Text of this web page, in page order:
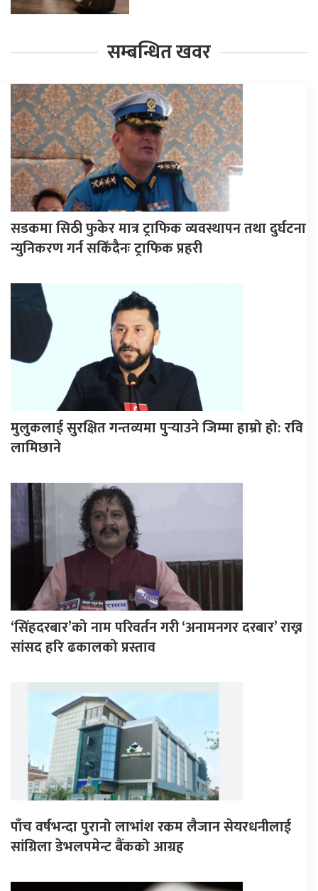
सम्बन्धित खवर
सडकमा सिठी फुकेर मात्र ट्राफिक व्यवस्थापन तथा दुर्घटना
न्युनिकरण गर्न सकिँदैनः ट्राफिक प्रहरी
मुलुकलाई सुरक्षित गन्तव्यमा पुर्‍याउने जिम्मा हाम्रो हो: रवि
लामिछाने
‘सिंहदरबार’को नाम परिवर्तन गरी ‘अनामनगर दरबार’ राख्न
सांसद हरि ढकालको प्रस्ताव
पाँच वर्षभन्दा पुरानो लाभांश रकम लैजान सेयरधनीलाई
सांग्रिला डेभलपमेन्ट बैंकको आग्रह